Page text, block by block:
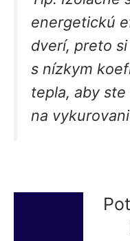
energetickú
dverí, preto
s nízkym
tepla, aby
na